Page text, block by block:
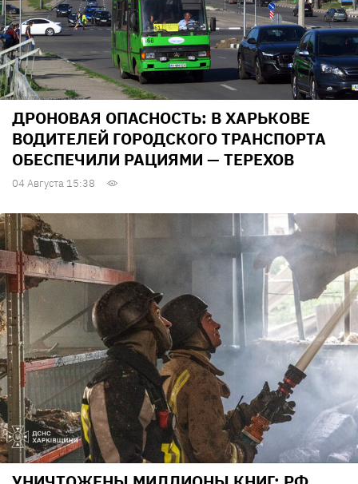
ДРОНОВАЯ ОПАСНОСТЬ: В ХАРЬКОВЕ
ВОДИТЕЛЕЙ ГОРОДСКОГО ТРАНСПОРТА
ОБЕСПЕЧИЛИ РАЦИЯМИ — ТЕРЕХОВ
04 Августа 15:38